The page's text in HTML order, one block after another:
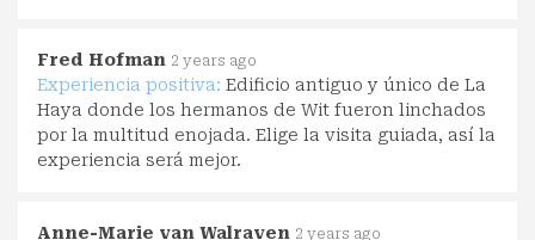
Fred Hofman 2 years ago
Experiencia positiva: Edificio antiguo y único de La
Haya donde los hermanos de Wit fueron linchados
por la multitud enojada. Elige la visita guiada, así la
experiencia será mejor.
Anne-Marie van Walraven 2 years ago